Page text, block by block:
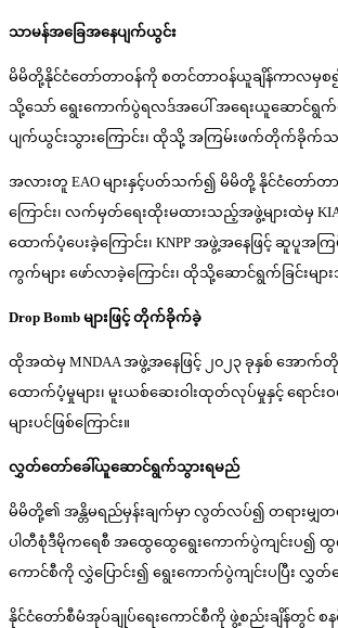
သာမန်အခြေအနေပျက်ယွင်း
မိမိတို့နိုင်ငံတော်တာဝန်ကို စတင်တာဝန်ယူချိန်ကာလမှစ၍
သို့သော် ရွေးကောက်ပွဲရလဒ်အပေါ် အရေးယူဆောင်ရွက်မှု
ပျက်ယွင်းသွားကြောင်း၊ ထိုသို့ အကြမ်းဖက်တိုက်ခိုက်သည့်
အလားတူ EAO များနှင့်ပတ်သက်၍ မိမိတို့ နိုင်ငံတော်တ
ကြောင်း၊ လက်မှတ်ရေးထိုးမထားသည့်အဖွဲ့များထဲမှ
ထောက်ပံ့ပေးခဲ့ကြောင်း၊ KNPP အဖွဲ့အနေဖြင့် ဆူပူအ
ကွက်များ ဖော်လာခဲ့ကြောင်း၊ ထိုသို့ဆောင်ရွက်ခြင်းမ
Drop Bomb များဖြင့် တိုက်ခိုက်ခဲ့
ထိုအထဲမှ MNDAA အဖွဲ့အနေဖြင့် ၂၀၂၃ ခုနှစ် အောက်တို
ထောက်ပံ့မှုများ၊ မူးယစ်ဆေးဝါးထုတ်လုပ်မှုနှင့် ရော
များပင်ဖြစ်ကြောင်း။
လွှတ်တော်ခေါ်ယူဆောင်ရွက်သွားရမည်
မိမိတို့၏ အန္တိမရည်မှန်းချက်မှာ လွတ်လပ်၍ တရားမျှတသေ
ပါတီစုံဒီမိုကရေစီ အထွေထွေရွေးကောက်ပွဲကျင်းပ၍ ထွ
ကောင်စီကို လွှဲပြောင်း၍ ရွေးကောက်ပွဲကျင်းပပြီး လွှ
နိုင်ငံတော်စီမံအုပ်ချုပ်ရေးကောင်စီကို ဖွဲ့စည်းချိန်တွင် စ